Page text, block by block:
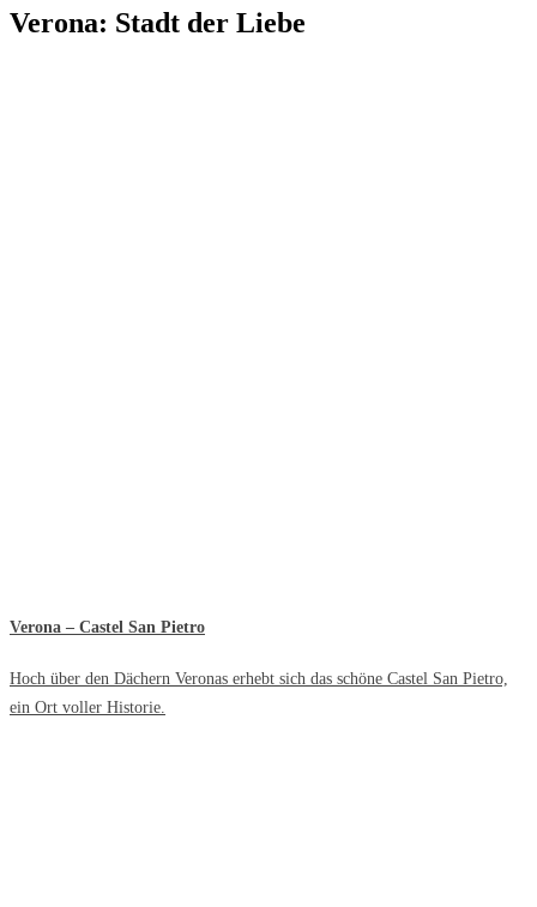
Verona: Stadt der Liebe
Verona – Castel San Pietro
Hoch über den Dächern Veronas erhebt sich das schöne Castel San Pietro,
ein Ort voller Historie.